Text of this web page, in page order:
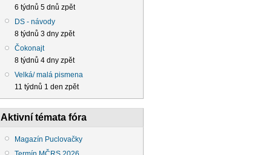
6 týdnů 5 dnů zpět
DS - návody
8 týdnů 3 dny zpět
Čokonajt
8 týdnů 4 dny zpět
Velká/ malá pismena
11 týdnů 1 den zpět
Aktivní témata fóra
Magazín Puclovačky